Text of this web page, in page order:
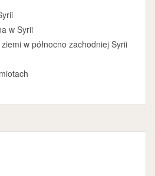
w Syrii
w północno zachodniej Syrii